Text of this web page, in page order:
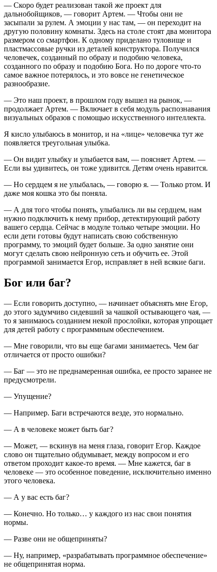
— Скоро будет реализован такой же проект для
дальнобойщиков, — говорит Артем. — Чтобы они не
засыпали за рулем. А эмоции у нас там, — он переходит на
другую половину комнаты. Здесь на столе стоят два монитора
размером со смартфон. К одному приделано туловище и
пластмассовые ручки из деталей конструктора. Получился
человечек, созданный по образу и подобию человека,
созданного по образу и подобию Бога. Но по дороге что-то
самое важное потерялось, и это вовсе не генетическое
разнообразие.
— Это наш проект, в прошлом году вышел на рынок, —
продолжает Артем. — Включает в себя модуль распознавания
визуальных образов с помощью искусственного интеллекта.
Я кисло улыбаюсь в монитор, и на «лице» человечка тут же
появляется треугольная улыбка.
— Он видит улыбку и улыбается вам, — поясняет Артем. —
Если вы удивитесь, он тоже удивится. Детям очень нравится.
— Но сердцем я не улыбалась, — говорю я. — Только ртом. И
даже моя кошка это бы поняла.
— А для того чтобы понять, улыбались ли вы сердцем, нам
нужно подключить к нему прибор, детектирующий работу
вашего сердца. Сейчас в модуле только четыре эмоции. Но
если дети готовы будут написать свою собственную
программу, то эмоций будет больше. За одно занятие они
могут сделать свою нейронную сеть и обучить ее. Этой
программой занимается Егор, исправляет в ней всякие баги.
Бог или баг?
— Если говорить доступно, — начинает объяснять мне Егор,
до этого задумчиво сидевший за чашкой остывающего чая, —
то я занимаюсь созданием некой прослойки, которая упрощает
для детей работу с программным обеспечением.
— Мне говорили, что вы еще багами занимаетесь. Чем баг
отличается от просто ошибки?
— Баг — это не преднамеренная ошибка, ее просто заранее не
предусмотрели.
— Упущение?
— Например. Баги встречаются везде, это нормально.
— А в человеке может быть баг?
— Может, — вскинув на меня глаза, говорит Егор. Каждое
слово он тщательно обдумывает, между вопросом и его
ответом проходит какое-то время. — Мне кажется, баг в
человеке — это особенное поведение, исключительно именно
этого человека.
— А у вас есть баг?
— Конечно. Но только… у каждого из нас свои понятия
нормы.
— Разве они не общеприняты?
— Ну, например, «разрабатывать программное обеспечение»
не общепринятая норма.